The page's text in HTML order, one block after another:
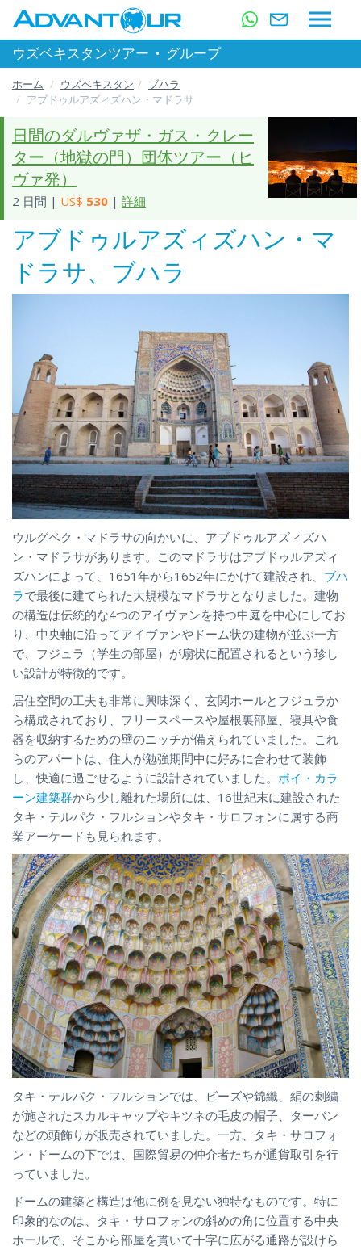
ウズベキスタンツアー • グループ
ホーム ウズベキスタン
ブハラ
アブドゥルアズィズハン・マドラサ
日間のダルヴァザ・ガス・クレー
ター（地獄の門）団体ツアー（ヒ
ヴァ発）
2 日間 | US$ 530 | 詳細
アブドゥルアズィズハン・マ
ドラサ、ブハラ
ウルグベク・マドラサの向かいに、アブドゥルアズィズハ
ン・マドラサがあります。このマドラサはアブドゥルアズィ
ズハンによって、1651年から1652年にかけて建設され、 ブハ
ラで最後に建てられた大規模なマドラサとなりました。建物
の構造は伝統的な4つのアイヴァンを持つ中庭を中心にしてお
り、中央軸に沿ってアイヴァンやドーム状の建物が並ぶ一方
で、フジュラ（学生の部屋）が扇状に配置されるという珍し
い設計が特徴的です。
居住空間の工夫も非常に興味深く、玄関ホールとフジュラか
ら構成されており、フリースペースや屋根裏部屋、寝具や食
器を収納するための壁のニッチが備えられていました。これ
らのアパートは、住人が勉強期間中に好みに合わせて装飾
し、快適に過ごせるように設計されていました。 ポイ・カラ
ーン建築群から少し離れた場所には、16世紀末に建設された
タキ・テルパク・フルションやタキ・サロフォンに属する商
業アーケードも見られます。
タキ・テルパク・フルションでは、ビーズや錦織、絹の刺繍
が施されたスカルキャップやキツネの毛皮の帽子、ターバン
などの頭飾りが販売されていました。一方、タキ・サロフォ
ン・ドームの下では、国際貿易の仲介者たちが通貨取引を行
っていました。
ドームの建築と構造は他に例を見ない独特なものです。特に
印象的なのは、タキ・サロフォンの斜めの角に位置する中央
ホールで、そこから部屋を貫いて十字に広がる通路が設けら